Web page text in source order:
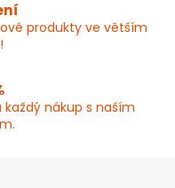
produkty ve větším
každý nákup s naším